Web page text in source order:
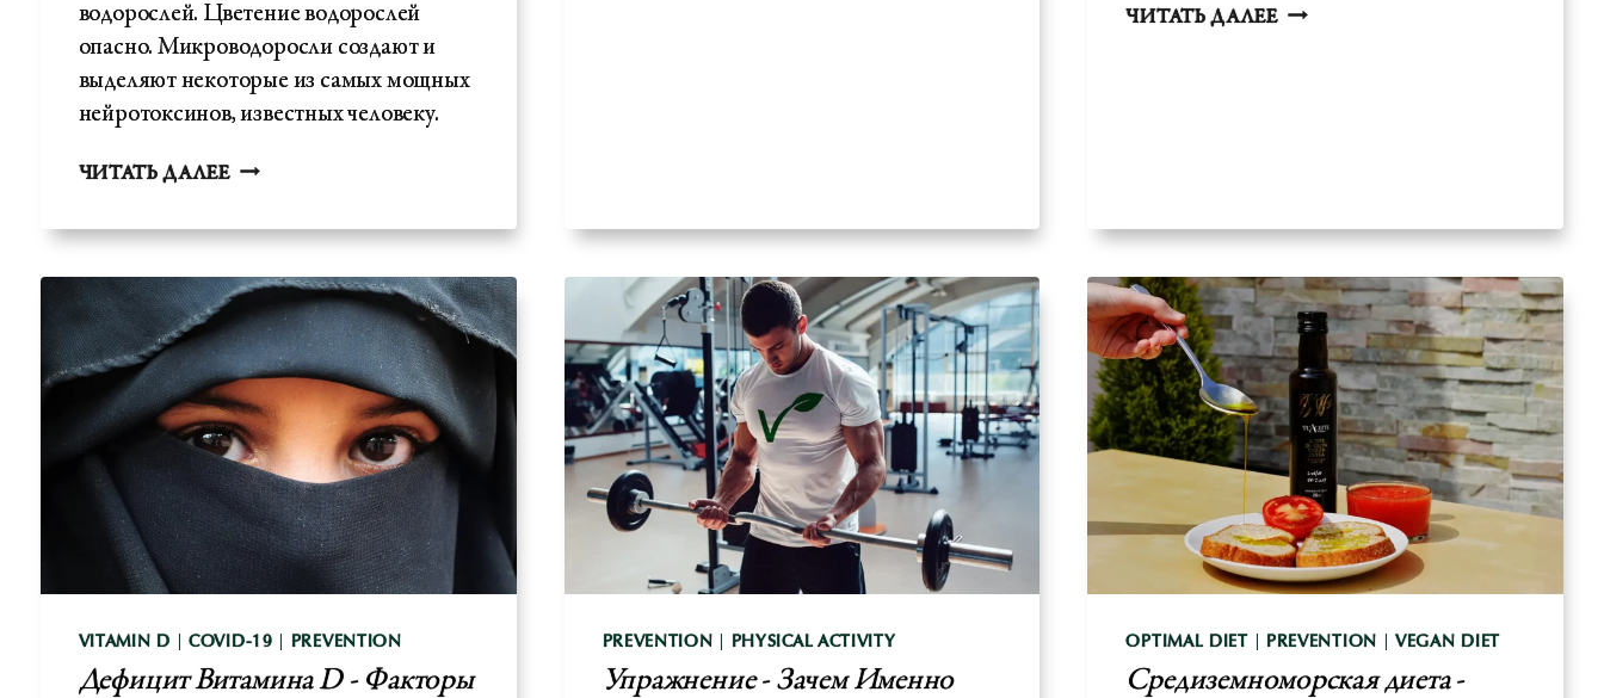
водорослей. Цветение водорослей
опасно. Микроводоросли создают и
выделяют некоторые из самых мощных
нейротоксинов, известных человеку.
ЧИТАТЬ ДАЛЕЕБОКОВОЙ
СКЛЕРОЗ-
ВОДОРОСЛЕЙ
С
ЦИАНОБАКТЕРИЯМИ
ВОЗДЕЙСТВИЕ
BMAA
С
ПИЩЕЙ
ЧИТАТЬ ДАЛЕЕВОЗДЕЙСТВИЕ
РИСК
ЗДОРОВЬЯ?
VITAMIN D |COVID-19 PREVENTION
Дефицит Витамина D - Факторы
PREVENTION PHYSICAL ACTIVITY
Упражнение - Зачем Именно
OPTIMAL DIET PREVENTION |VEGAN DIET
Средиземноморская диета -